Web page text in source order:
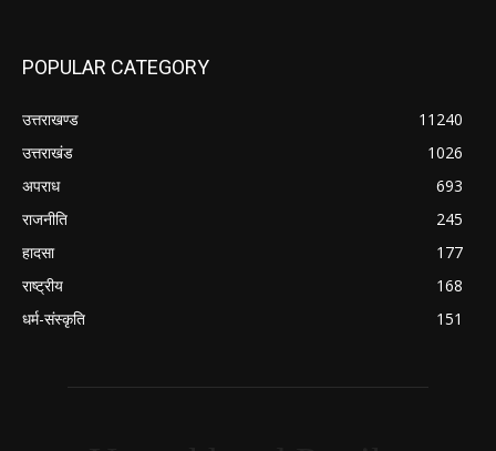
POPULAR CATEGORY
उत्तराखण्ड
11240
उत्तराखंड
1026
अपराध
693
राजनीति
245
हादसा
177
राष्ट्रीय
168
धर्म-संस्कृति
151